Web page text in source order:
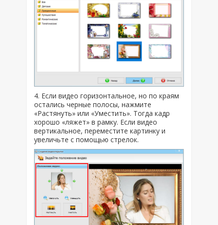
4. Если видео горизонтальное, но по краям
остались черные полосы, нажмите
«Растянуть» или «Уместить». Тогда кадр
хорошо «ляжет» в рамку. Если видео
вертикальное, переместите картинку и
увеличьте с помощью стрелок.